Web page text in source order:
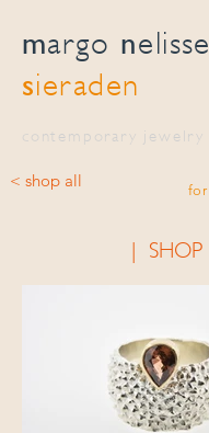
margo n
sieraden
contemporary jewelry
< shop all for
|